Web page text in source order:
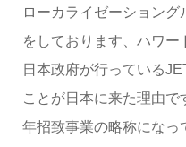
ローカライゼーション
をしております、ハワー
日本政府が行っている
ことが日本に来た理由
年招致事業の略称になっ